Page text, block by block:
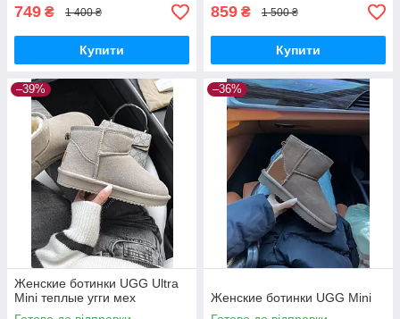
749 ₴ 1 400 ₴
Купити
859 ₴ 1 500 ₴
Купити
–39%
Женские ботинки UGG Ultra
Mini теплые угги мех
–36%
Женские ботинки UGG Mini